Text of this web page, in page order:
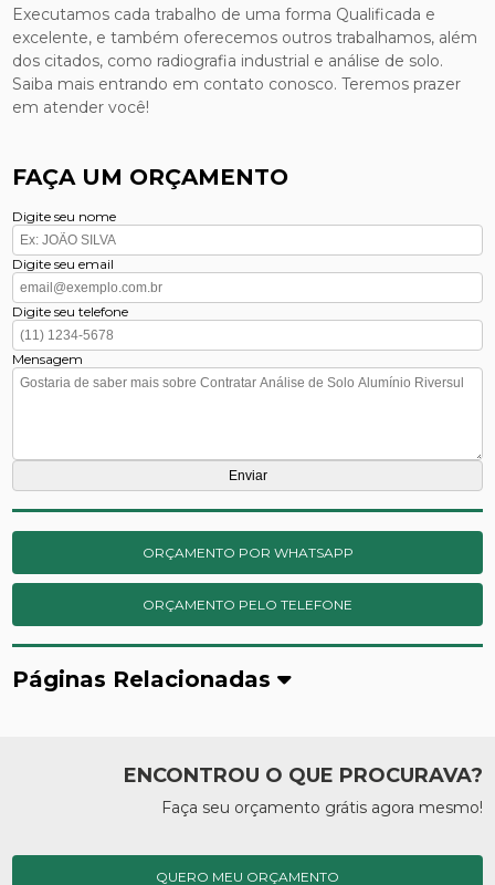
Executamos cada trabalho de uma forma Qualificada e
excelente, e também oferecemos outros trabalhamos, além
dos citados, como radiografia industrial e análise de solo.
Saiba mais entrando em contato conosco. Teremos prazer
em atender você!
FAÇA UM ORÇAMENTO
Digite seu nome
Digite seu email
Digite seu telefone
Mensagem
ORÇAMENTO POR WHATSAPP
ORÇAMENTO PELO TELEFONE
Páginas Relacionadas
ENCONTROU O QUE PROCURAVA?
Faça seu orçamento grátis agora mesmo!
QUERO MEU ORÇAMENTO